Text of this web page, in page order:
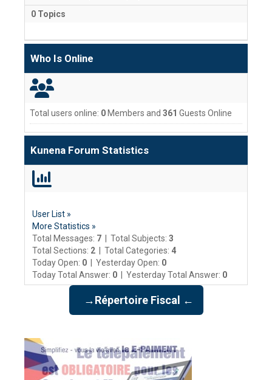
0 Topics
Who Is Online
Total users online: 0 Members and 361 Guests Online
Kunena Forum Statistics
User List »
More Statistics »
Total Messages: 7 Total Subjects: 3
Total Sections: 2 Total Categories: 4
Today Open: 0 Yesterday Open: 0
Today Total Answer: 0 Yesterday Total Answer: 0
→Répertoire Fiscal ←